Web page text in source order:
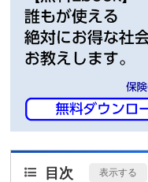
目次 表示する